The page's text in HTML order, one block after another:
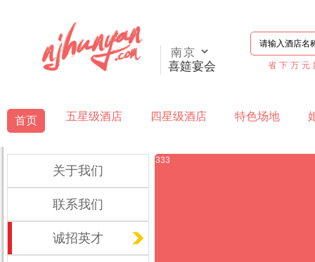
喜筵宴会 省下万
首页 五星级酒店 四星级酒店 特色场地
关于我们
联系我们
诚招英才
333